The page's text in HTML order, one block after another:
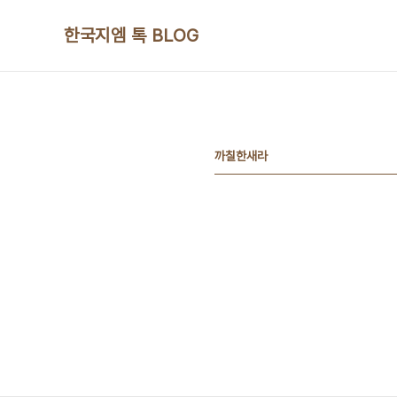
한국지엠 톡 BLOG
까칠한새라